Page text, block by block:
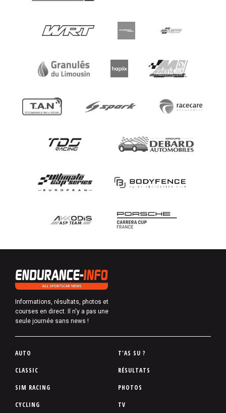
Informations, résultats, photos et
courses en direct. Il n'y a pas une
seule journée sans news !
P
d
d
AUTO
CLASSIC
SIM RACING
CYCLING
T'AS SU ?
RÉSULTATS
PHOTOS
TV